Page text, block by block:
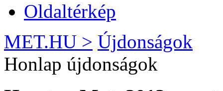
Oldaltérkép
MET.HU > Újdonságok
Honlap újdonságok